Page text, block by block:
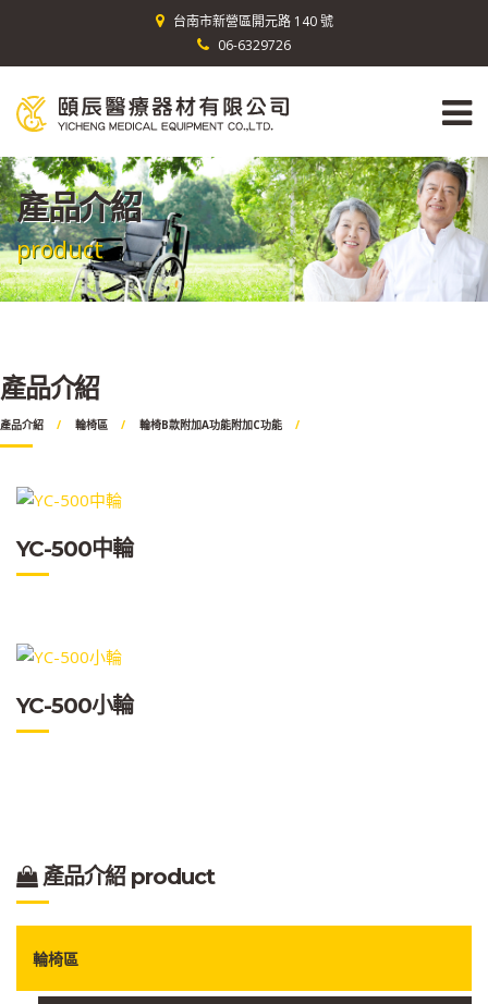
台南市新營區開元路 140 號
06-6329726
產品介紹
product
產品介紹
產品介紹 輪椅區 輪椅B款附加A功能附加C功能
YC-500中輪
YC-500小輪
產品介紹 product
輪椅區